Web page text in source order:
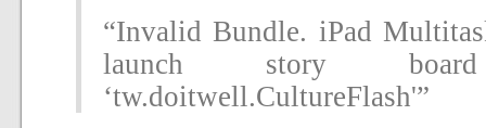
“Invalid Bundle. iPad
launch story
‘tw.doitwell.CultureFlash'”